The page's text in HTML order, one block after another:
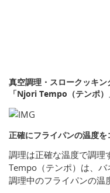
真空調理・スロークッキ
「Njori Tempo（テンポ）
正確にフライパンの温度を
調理は正確な温度で調
Tempo（テンポ）は、
調理中のフライパンの温